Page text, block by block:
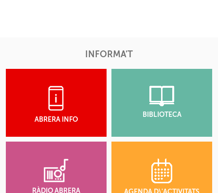
INFORMA'T
ABRERA INFO
BIBLIOTECA
RÀDIO ABRERA